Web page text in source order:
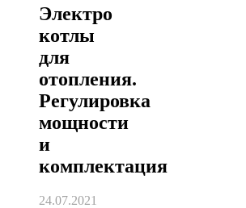
Электро
котлы
для
отопления.
Регулировка
мощности
и
комплектация
24.07.2021